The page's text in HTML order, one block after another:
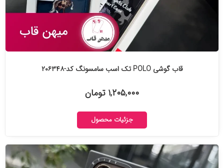
قاب گوشی POLO تک اسب سامسونگ کد-۲۰۶۳۴۸
۱,۲۰۵,۰۰۰ تومان
جزئیات محصول